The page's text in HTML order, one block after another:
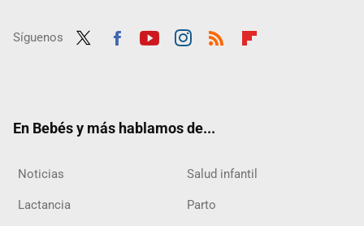
Síguenos
En Bebés y más hablamos de...
Noticias Salud infantil
Lactancia Parto